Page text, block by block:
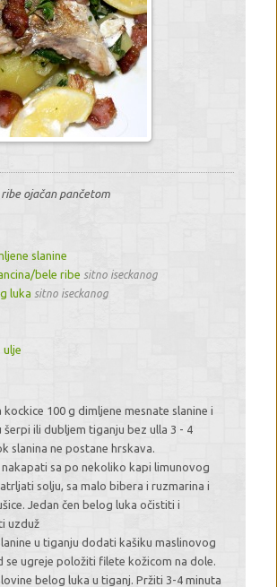
ojačan pančetom
slanine
bele ribe sitno iseckanog
luka sitno iseckanog
ulje
kockice 100 g dimljene mesnate slanine i
ili dubljem tiganju bez ulla 3 - 4
slanina ne postane hrskava.
sa po nekoliko kapi limunovog
solju, sa malo bibera i ruzmarina i
Jedan čen belog luka očistiti i
uzduž
u tiganju dodati kašiku maslinovog
se ugreje položiti filete kožicom na dole.
belog luka u tiganj. Pržiti 3-4 minuta